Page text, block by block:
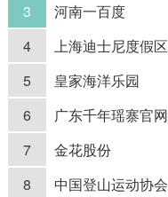
3
河南一百度
4
上海迪士尼度假区
5
皇家海洋乐园
6
广东千年瑶寨官网
7
金花股份
8
中国登山运动协会